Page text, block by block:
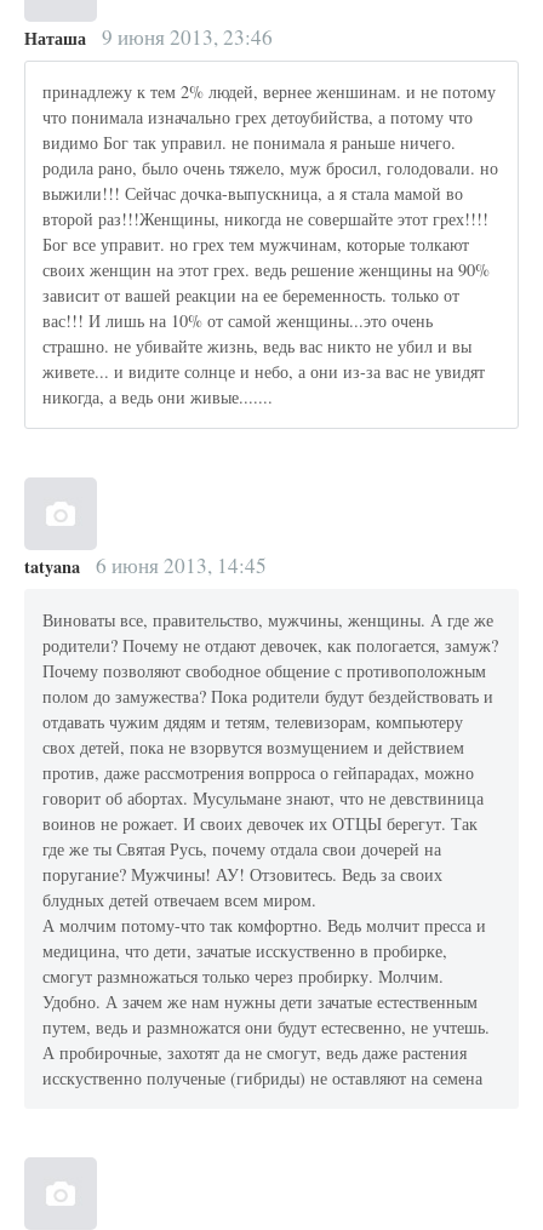
Наташа 9 июня 2013, 23:46
принадлежу к тем 2% людей, вернее женшинам. и не потому
что понимала изначально грех детоубийства, а потому что
видимо Бог так управил. не понимала я раньше ничего.
родила рано, было очень тяжело, муж бросил, голодовали. но
выжили!!! Сейчас дочка-выпускница, а я стала мамой во
второй раз!!!Женщины, никогда не совершайте этот грех!!!!
Бог все управит. но грех тем мужчинам, которые толкают
своих женщин на этот грех. ведь решение женщины на 90%
зависит от вашей реакции на ее беременность. только от
вас!!! И лишь на 10% от самой женщины...это очень
страшно. не убивайте жизнь, ведь вас никто не убил и вы
живете... и видите солнце и небо, а они из-за вас не увидят
никогда, а ведь они живые.......
tatyana 6 июня 2013, 14:45
Виноваты все, правительство, мужчины, женщины. А где же
родители? Почему не отдают девочек, как пологается, замуж?
Почему позволяют свободное общение с противоположным
полом до замужества? Пока родители будут бездействовать и
отдавать чужим дядям и тетям, телевизорам, компьютеру
свох детей, пока не взорвутся возмущением и действием
против, даже рассмотрения вопрроса о гейпарадах, можно
говорит об абортах. Мусульмане знают, что не девствиница
воинов не рожает. И своих девочек их ОТЦЫ берегут. Так
где же ты Святая Русь, почему отдала свои дочерей на
поругание? Мужчины! АУ! Отзовитесь. Ведь за своих
блудных детей отвечаем всем миром.
А молчим потому-что так комфортно. Ведь молчит пресса и
медицина, что дети, зачатые исскуственно в пробирке,
смогут размножаться только через пробирку. Молчим.
Удобно. А зачем же нам нужны дети зачатые естественным
путем, ведь и размножатся они будут естесвенно, не учтешь.
А пробирочные, захотят да не смогут, ведь даже растения
исскуственно полученые (гибриды) не оставляют на семена